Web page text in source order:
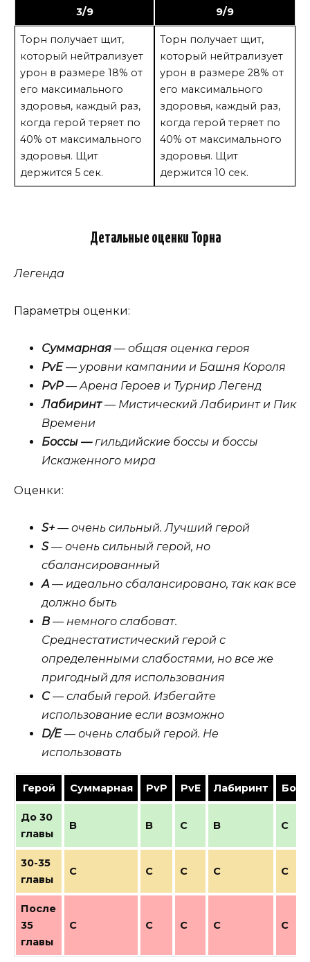
3/9 9/9
Торн получает щит,
который нейтрализует
урон в размере 18% от
его максимального
здоровья, каждый раз,
когда герой теряет по
40% от максимального
здоровья. Щит
держится 5 сек.
Торн получает щит,
который нейтрализует
урон в размере 28% от
его максимального
здоровья, каждый раз,
когда герой теряет по
40% от максимального
здоровья. Щит
держится 10 сек.
Детальные оценки Торна
Легенда
Параметры оценки:
Суммарная — общая оценка героя
PvE— уровни кампании и Башня Короля
PvP— Арена Героев и Турнир Легенд
Лабиринт— Мистический Лабиринт и Пик
Времени
Боссы —гильдийские боссы и боссы
Искаженного мира
Оценки:
S+ — очень сильный. Лучший герой
S— очень сильный герой, но
сбалансированный
A— идеально сбалансировано, так как все
должно быть
B — немного слабоват.
Среднестатистический герой с
определенными слабостями, но все же
пригодный для использования
C— слабый герой. Избегайте
использование если возможно
D/E— очень слабый герой. Не
использовать
Герой Суммарная PvP PvE Лабиринт
До 30
главы
B B C B C
30-35
главы
C C C C C
После
35
главы
C C C C C